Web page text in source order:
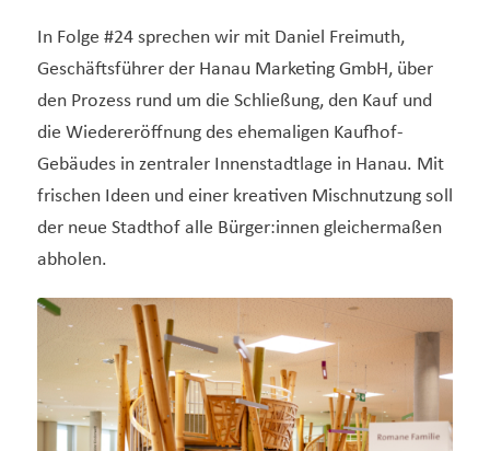
In Folge #24 sprechen wir mit Daniel Freimuth,
Geschäftsführer der Hanau Marketing GmbH, über
den Prozess rund um die Schließung, den Kauf und
die Wiedereröffnung des ehemaligen Kaufhof-
Gebäudes in zentraler Innenstadtlage in Hanau. Mit
frischen Ideen und einer kreativen Mischnutzung soll
der neue Stadthof alle Bürger:innen gleichermaßen
abholen.